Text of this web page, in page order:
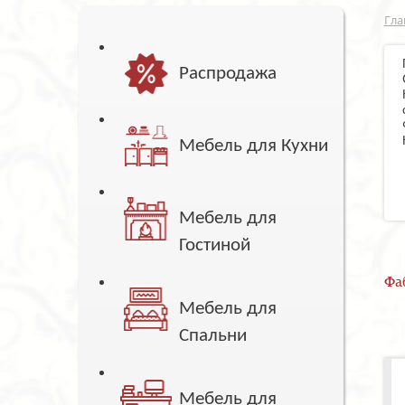
Распродажа
Мебель для Кухни
Мебель для
Гостиной
Мебель для
Спальни
Мебель для